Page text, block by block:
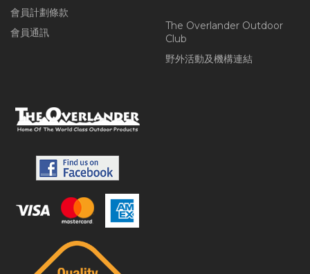
會員計劃條款
會員通訊
The Overlander Outdoor
Club
野外活動及機構連結